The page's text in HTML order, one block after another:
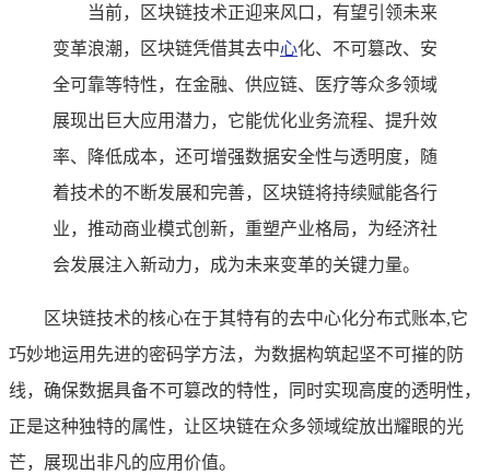
当前，区块链技术正迎来风口，有望引领未来
变革浪潮，区块链凭借其去中心化、不可篡改、安
全可靠等特性，在金融、供应链、医疗等众多领域
展现出巨大应用潜力，它能优化业务流程、提升效
率、降低成本，还可增强数据安全性与透明度，随
着技术的不断发展和完善，区块链将持续赋能各行
业，推动商业模式创新，重塑产业格局，为经济社
会发展注入新动力，成为未来变革的关键力量。
区块链技术的核心在于其特有的去中心化分布式账本,它
巧妙地运用先进的密码学方法，为数据构筑起坚不可摧的防
线，确保数据具备不可篡改的特性，同时实现高度的透明性，
正是这种独特的属性，让区块链在众多领域绽放出耀眼的光
芒，展现出非凡的应用价值。